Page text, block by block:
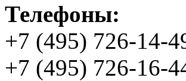
Телефоны:
+7 (495) 726-14-
+7 (495) 726-16-